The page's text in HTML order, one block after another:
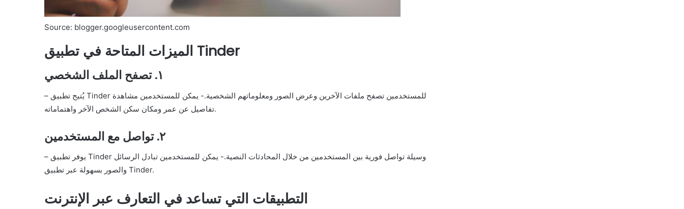
Source: blogger.googleusercontent.com
الميزات المتاحة في تطبيق Tinder
١. تصفح الملف الشخصي
– يُتيح تطبيق Tinder للمستخدمين تصفح ملفات الآخرين وعرض الصور ومعلوماتهم الشخصية.- يمكن للمستخدمين مشاهدة
تفاصيل عن عمر ومكان سكن الشخص الآخر واهتماماته.
٢. تواصل مع المستخدمين
– يوفر تطبيق Tinder وسيلة تواصل فورية بين المستخدمين من خلال المحادثات النصية.- يمكن للمستخدمين تبادل الرسائل
والصور بسهولة عبر تطبيق Tinder.
التطبيقات التي تساعد في التعارف عبر الإنترنت